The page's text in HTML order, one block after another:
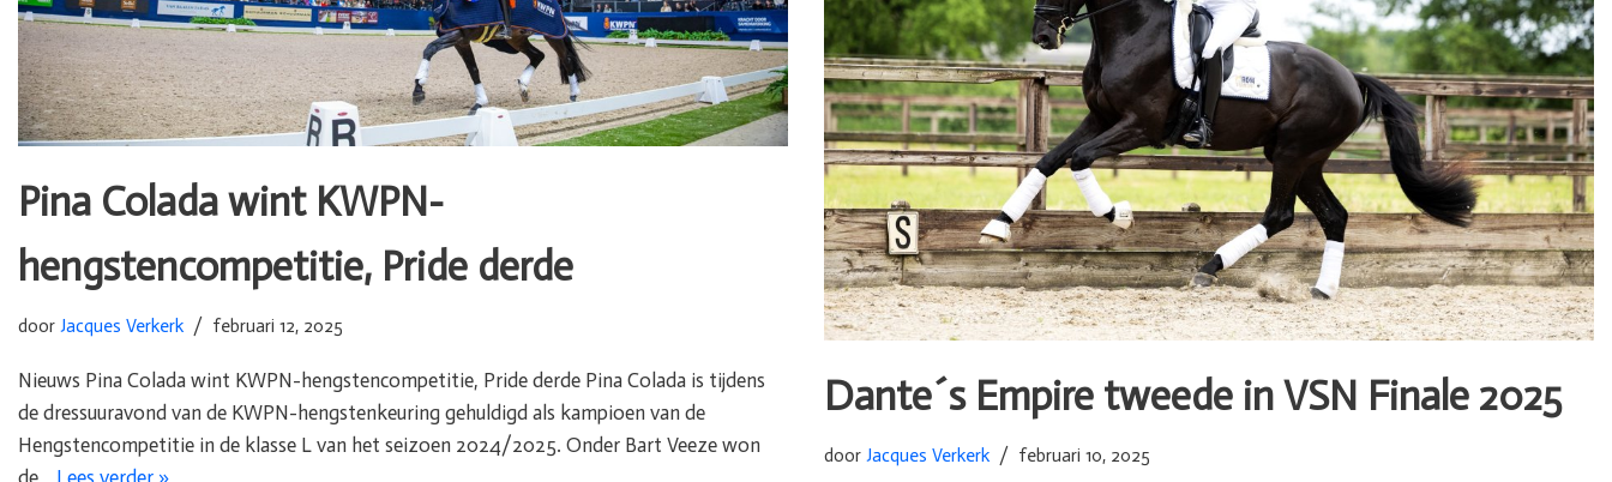
Pina Colada wint KWPN-
hengstencompetitie, Pride derde
door Jacques Verkerk februari 12, 2025
Nieuws Pina Colada wint KWPN-hengstencompetitie, Pride derde Pina Colada is tijdens
de dressuuravond van de KWPN-hengstenkeuring gehuldigd als kampioen van de
Hengstencompetitie in de klasse L van het seizoen 2024/2025. Onder Bart Veeze won
de… Lees verder »
Dante´s Empire tweede in VSN Finale 2025
door Jacques Verkerk februari 10, 2025